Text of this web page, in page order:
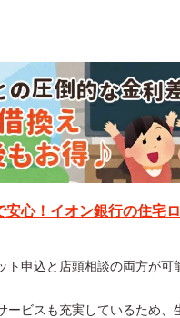
安心！イオン銀行の住宅
ト申込と店頭相談の両方が可
ービスも充実しているため、